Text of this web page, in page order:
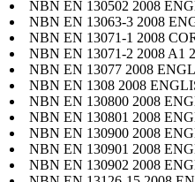
NBN EN 130502 2008
NBN EN 13063-3 2008
NBN EN 13071-1 2008
NBN EN 13071-2 2008 A1
NBN EN 13077 2008
NBN EN 1308 2008
NBN EN 130800 2008
NBN EN 130801 2008
NBN EN 130900 2008
NBN EN 130901 2008
NBN EN 130902 2008